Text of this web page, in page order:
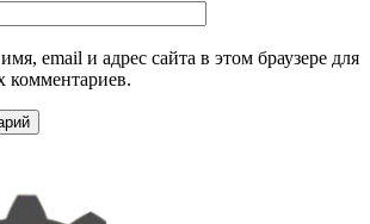
email и адрес сайта в этом браузере для